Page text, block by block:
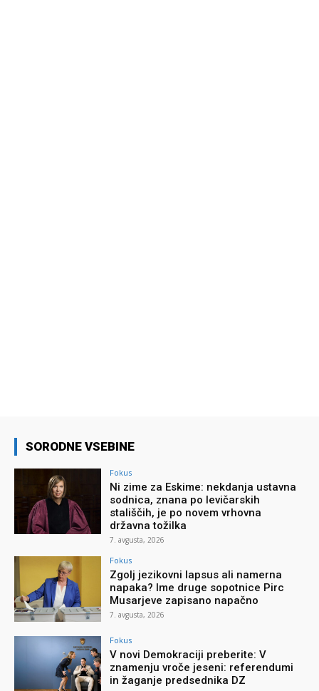
SORODNE VSEBINE
Fokus
Ni zime za Eskime: nekdanja ustavna
sodnica, znana po levičarskih
stališčih, je po novem vrhovna
državna tožilka
7. avgusta, 2026
Fokus
Zgolj jezikovni lapsus ali namerna
napaka? Ime druge sopotnice Pirc
Musarjeve zapisano napačno
7. avgusta, 2026
Fokus
V novi Demokraciji preberite: V
znamenju vroče jeseni: referendumi
in žaganje predsednika DZ